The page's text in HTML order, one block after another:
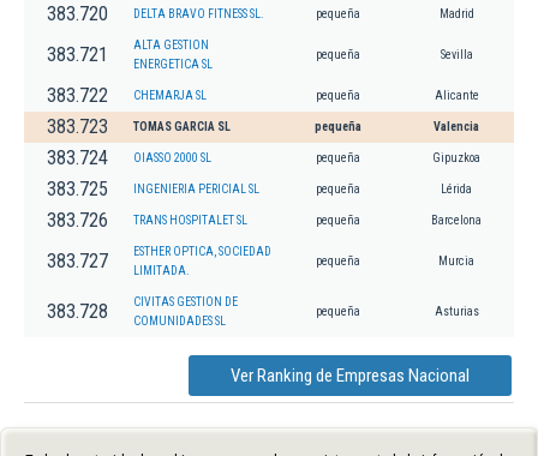
383.720 DELTA BRAVO FITNESS SL. pequeña Madrid
383.721
ALTA GESTION
ENERGETICA SL
pequeña Sevilla
383.722 CHEMARJA SL pequeña Alicante
383.723 TOMAS GARCIA SL pequeña Valencia
383.724 OIASSO 2000 SL pequeña Gipuzkoa
383.725 INGENIERIA PERICIAL SL pequeña Lérida
383.726 TRANS HOSPITALET SL pequeña Barcelona
383.727
ESTHER OPTICA, SOCIEDAD
LIMITADA.
pequeña Murcia
383.728
CIVITAS GESTION DE
COMUNIDADES SL
pequeña Asturias
Ver Ranking de Empresas Nacional